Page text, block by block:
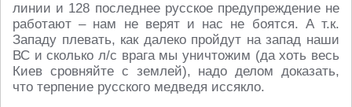
линии и 128 последнее русское предупреждение не
работают – нам не верят и нас не боятся. А т.к.
Западу плевать, как далеко пройдут на запад наши
ВС и сколько л/с врага мы уничтожим (да хоть весь
Киев сровняйте с землей), надо делом доказать,
что терпение русского медведя иссякло.